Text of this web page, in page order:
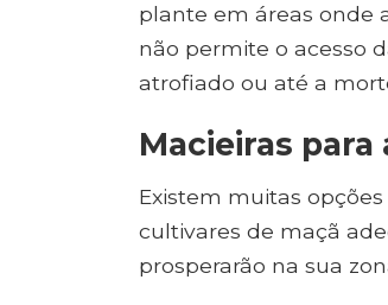
plante em áreas onde
não permite o acesso
atrofiado ou até a
Macieiras para
Existem muitas
cultivares de maçã
prosperarão na sua